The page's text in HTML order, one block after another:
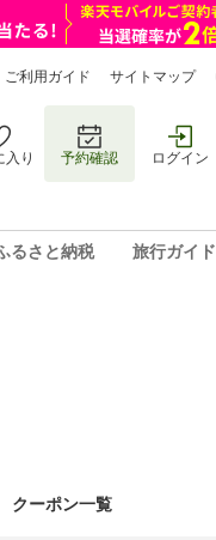
ご利用ガイド サイトマップ
入り 予約確認 ログイン
るさと納税 旅行ガイド
クーポン一覧